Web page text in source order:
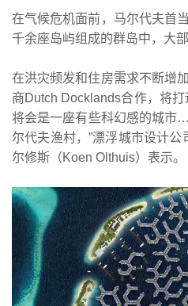
在气候危机面前，马尔代夫首
千余座岛屿组成的群岛中，大
在洪灾频发和住房需求不断增
商Dutch Docklands合作，将
将会是一座有些科幻感的城
尔代夫渔村，”漂浮城市设计公
尔修斯（Koen Olthuis）表示。